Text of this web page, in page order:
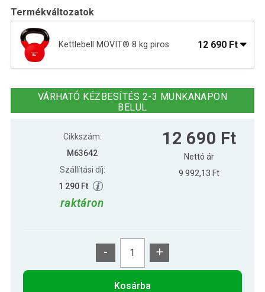
Termékváltozatok
Kettlebell MOVIT® 8 kg piros 12 690 Ft
narancssárga 6 kg
Kettlebell MOVIT® 10 kg zöld 15 690 Ft
Kettlebell MOVIT® 2 kg rózsaszín 5 890 Ft
18 390 Ft
VÁRHATÓ KÉZBESÍTÉS 2-3 MUNKANAPON
BELÜL
Cikkszám:
M63642
Szállítási díj:
1 290 Ft
raktáron
12 690 Ft
Nettó ár
9 992,13 Ft
- +
Kosárba